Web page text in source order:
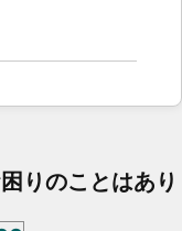
りのことはあり